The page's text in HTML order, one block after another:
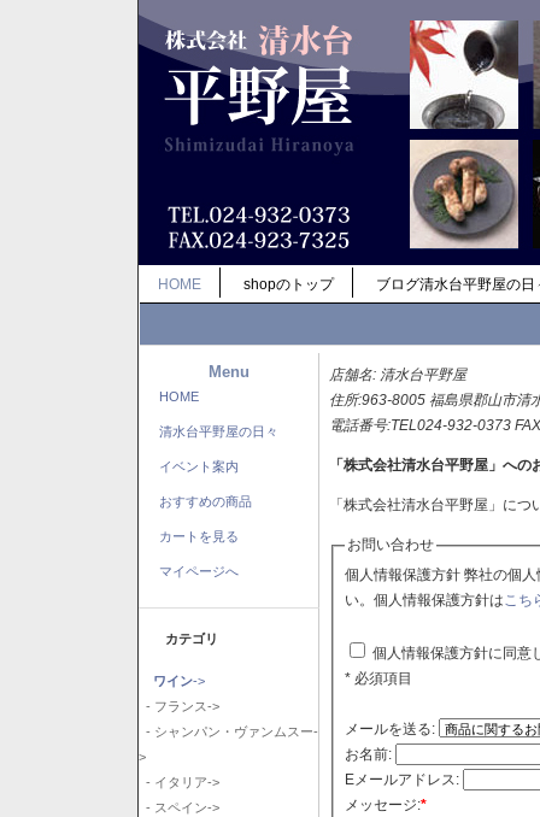
HOME shopのトップ ブログ清水台平野屋の日
Menu
HOME
清水台平野屋の日々
イベント案内
おすすめの商品
カートを見る
マイページへ
カテゴリ
ワイン->
- フランス->
- シャンパン・ヴァンムスー-
>
- イタリア->
- スペイン->
店舗名: 清水台平野屋
住所:963-8005 福島県郡山市清
電話番号:TEL024-932-0373
「株式会社清水台平野屋」への
「株式会社清水台平野屋」に
お問い合わせ
個人情報保護方針 弊社の個人情報保護方針に同意される場合はチェックボックスをクリックしてくださ
い。個人情報保護方針はこち
個人情報保護方針に同意
* 必須項目
メールを送る:
お名前:
Eメールアドレス:
メッセージ:*